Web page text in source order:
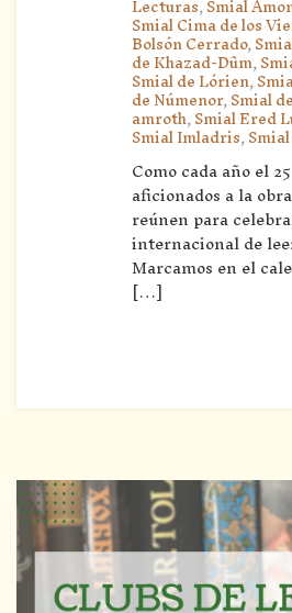
Lecturas,Smial
Smial Cima de los
Bolsón Cerrado,
de Khazad-Dûm,
Smial de Lórien,
de Númenor,Smial
amroth,Smial Ered
Smial Imladris,
Como cada año el
aficionados a la
reúnen para
internacional de
Marcamos en el
[…]